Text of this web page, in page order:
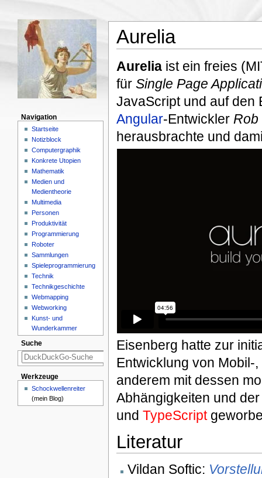
Aurelia
Aureliaist ein freies
für Single Page
JavaScript und auf den
Angular-Entwickler Rob
herausbrachte und
Eisenberg hatte zur
Entwicklung von Mobil-
anderem mit dessen
Abhängigkeiten und
und TypeScript
Literatur
Vildan Softic:
Navigation
Startseite
Notizblock
Computergraphik
Konkrete Utopien
Mathematik
Medien und
Medientheorie
Multimedia
Personen
Produktivität
Programmierung
Roboter
Sammlungen
Spieleprogrammierung
Technik
Technikgeschichte
Webmapping
Webworking
Kunst- und
Wunderkammer
Suche
Werkzeuge
Schockwellenreiter
(mein Blog)